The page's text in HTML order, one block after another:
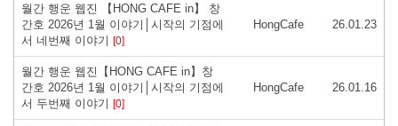
월간 행운 웹진 【HONG CAFE in】 창
간호 2026년 1월 이야기│시작의 기점에
서 네번째 이야기 [0]
HongCafe 26.01.23
월간 행운 웹진【HONG CAFE in】창
간호 2026년 1월 이야기│시작의 기점에
서 두번째 이야기 [0]
HongCafe 26.01.16